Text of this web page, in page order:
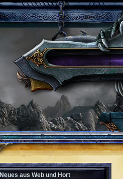
Neues aus Web und Hort